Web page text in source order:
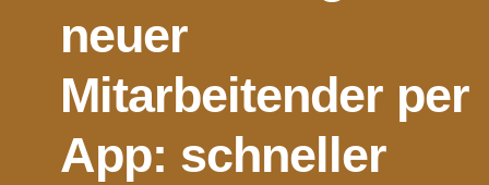
neuer
Mitarbeitender per
App: schneller